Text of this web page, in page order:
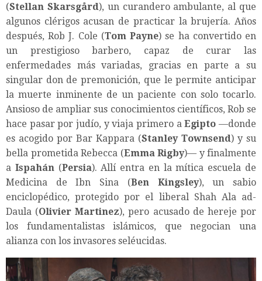
(Stellan Skarsgård), un curandero ambulante, al que
algunos clérigos acusan de practicar la brujería. Años
después, Rob J. Cole (Tom Payne) se ha convertido en
un prestigioso barbero, capaz de curar las
enfermedades más variadas, gracias en parte a su
singular don de premonición, que le permite anticipar
la muerte inminente de un paciente con solo tocarlo.
Ansioso de ampliar sus conocimientos científicos, Rob se
hace pasar por judío, y viaja primero aEgipto —donde
es acogido por Bar Kappara (Stanley Townsend) y su
bella prometida Rebecca (Emma Rigby)— y finalmente
a Ispahán(Persia). Allí entra en la mítica escuela de
Medicina de Ibn Sina (Ben Kingsley), un sabio
enciclopédico, protegido por el liberal Shah Ala ad-
Daula (Olivier Martinez), pero acusado de hereje por
los fundamentalistas islámicos, que negocian una
alianza con los invasores seléucidas.